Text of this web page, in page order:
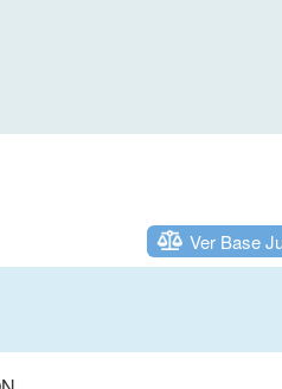
Ver Base